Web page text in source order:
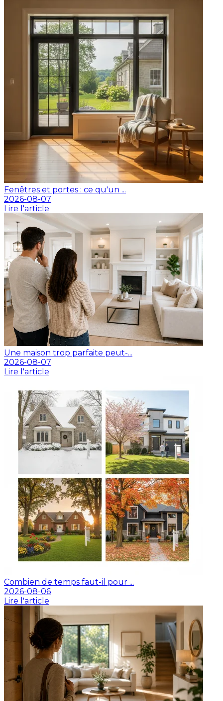
Fenêtres et portes : ce qu'un ...
2026-08-07
Lire l'article
Une maison trop parfaite peut-...
2026-08-07
Lire l'article
Combien de temps faut-il pour ...
2026-08-06
Lire l'article